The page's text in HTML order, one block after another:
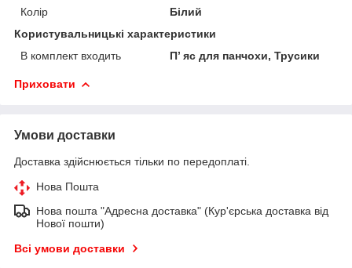
Колір
Білий
Користувальницькі характеристики
В комплект входить
П’ яс для панчохи, Трусики
Приховати
Умови доставки
Доставка здійснюється тільки по передоплаті.
Нова Пошта
Нова пошта "Адресна доставка" (Кур'єрська доставка від
Нової пошти)
Всі умови доставки